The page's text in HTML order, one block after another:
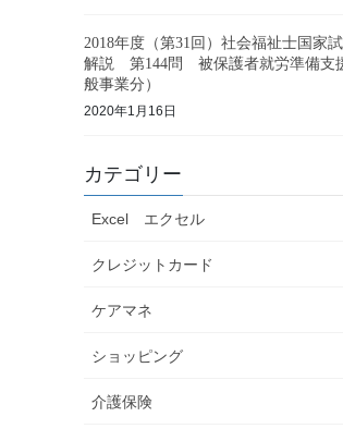
2018年度（第31回）社会福祉士国家
解説 第144問 被保護者就労準備支
般事業分）
2020年1月16日
カテゴリー
Excel エクセル
クレジットカード
ケアマネ
ショッピング
介護保険